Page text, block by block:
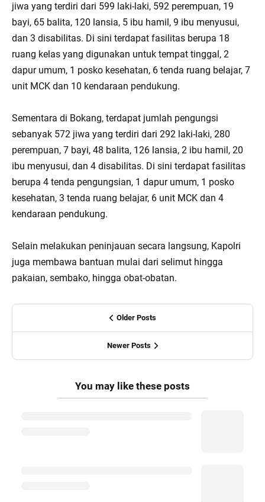
jiwa yang terdiri dari 599 laki-laki, 592 perempuan, 19
bayi, 65 balita, 120 lansia, 5 ibu hamil, 9 ibu menyusui,
dan 3 disabilitas. Di sini terdapat fasilitas berupa 18
ruang kelas yang digunakan untuk tempat tinggal, 2
dapur umum, 1 posko kesehatan, 6 tenda ruang belajar, 7
unit MCK dan 10 kendaraan pendukung.
Sementara di Bokang, terdapat jumlah pengungsi
sebanyak 572 jiwa yang terdiri dari 292 laki-laki, 280
perempuan, 7 bayi, 48 balita, 126 lansia, 2 ibu hamil, 20
ibu menyusui, dan 4 disabilitas. Di sini terdapat fasilitas
berupa 4 tenda pengungsian, 1 dapur umum, 1 posko
kesehatan, 3 tenda ruang belajar, 6 unit MCK dan 4
kendaraan pendukung.
Selain melakukan peninjauan secara langsung, Kapolri
juga membawa bantuan mulai dari selimut hingga
pakaian, sembako, hingga obat-obatan.
Older Posts
Newer Posts
You may like these posts